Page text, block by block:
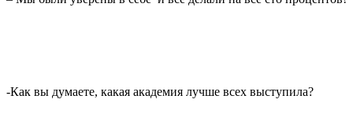
-Как вы думаете, какая академия лучше всех выступила?